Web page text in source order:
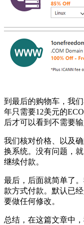
到最后的购物车，我
年只需要12美元的
后才可以看到不需要输
我们核对价格、以及
换系统。没有问题，
继续付款。
最后，后面就简单了
款方式付款。默认已
要做任何修改。
总结，在这篇文章中